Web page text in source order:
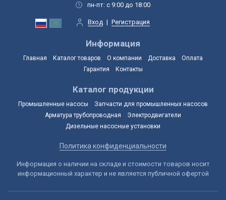
пн-пт: с 9:00 до 18:00
Вход | Регистрация
Информация
Главная Каталог товаров О компании Доставка
Оплата
Гарантия
Контакты
Каталог продукции
Промышленные насосы
Запчасти для промышленных насосов
Арматура трубопроводная
Электродвигатели
Дизельные насосные установки
Политика конфиденциальности
Информация о наличии на складе и стоимости товаров носит
информационный характер и не является публичной офертой